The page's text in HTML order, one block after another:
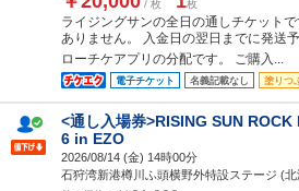
/ 枚 枚
ライジングサンの全日の通しチケット
ありません。 入金日の翌日までに発送
ローチケアプリの分配です。 ご購入...
電子チケット 名義記載なし 塗りつ
<通し入場券>RISING SUN ROCK
6 in EZO
2026/08/14 (金) 14時00分
石狩湾新港樽川ふ頭横野外特設ステージ (北